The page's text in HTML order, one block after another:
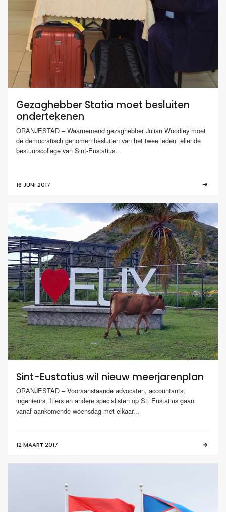
Gezaghebber Statia moet besluiten
ondertekenen
ORANJESTAD – Waarnemend gezaghebber Julian Woodley moet
de democratisch genomen besluiten van het twee leden tellende
bestuurscollege van Sint-Eustatius...
16 JUNI 2017
Sint-Eustatius wil nieuw meerjarenplan
ORANJESTAD – Vooraanstaande advocaten, accountants,
ingenieurs, It’ers en andere specialisten op St. Eustatius gaan
vanaf aankomende woensdag met elkaar...
12 MAART 2017